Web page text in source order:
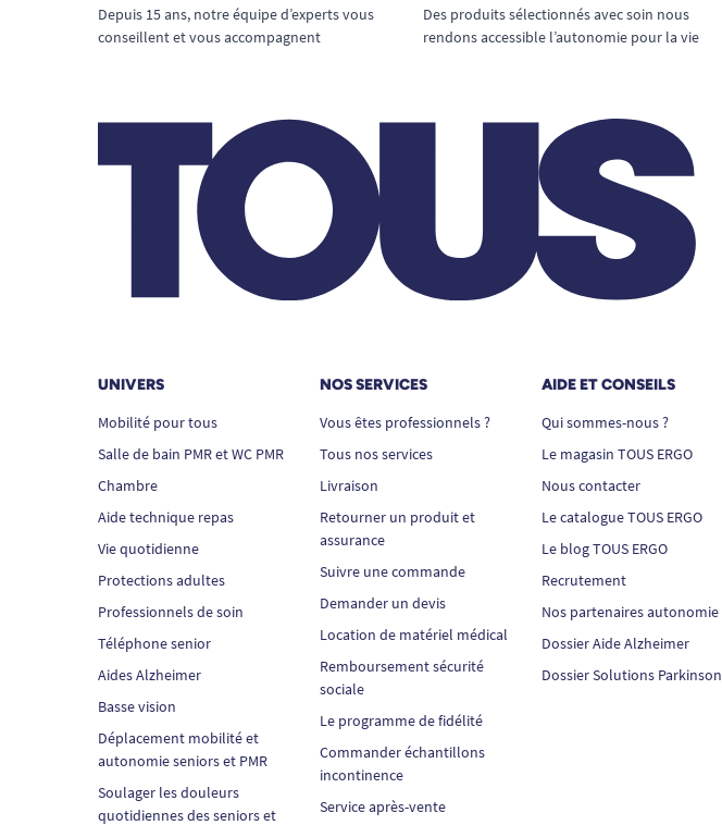
Depuis 15 ans, notre équipe d’experts vous
conseillent et vous accompagnent
Des produits sélectionnés avec soin nous
rendons accessible l’autonomie pour la vie
UNIVERS
Mobilité pour tous
Salle de bain PMR et WC PMR
Chambre
Aide technique repas
Vie quotidienne
Protections adultes
Professionnels de soin
Téléphone senior
Aides Alzheimer
Basse vision
Déplacement mobilité et
autonomie seniors et PMR
Soulager les douleurs
quotidiennes des seniors et
NOS SERVICES
Vous êtes professionnels ?
Tous nos services
Livraison
Retourner un produit et
assurance
Suivre une commande
Demander un devis
Location de matériel médical
Remboursement sécurité
sociale
Le programme de fidélité
Commander échantillons
incontinence
Service après-vente
AIDE ET CONSEILS
Qui sommes-nous ?
Le magasin TOUS ERGO
Nous contacter
Le catalogue TOUS ERGO
Le blog TOUS ERGO
Recrutement
Nos partenaires autonomie
Dossier Aide Alzheimer
Dossier Solutions Parkinson